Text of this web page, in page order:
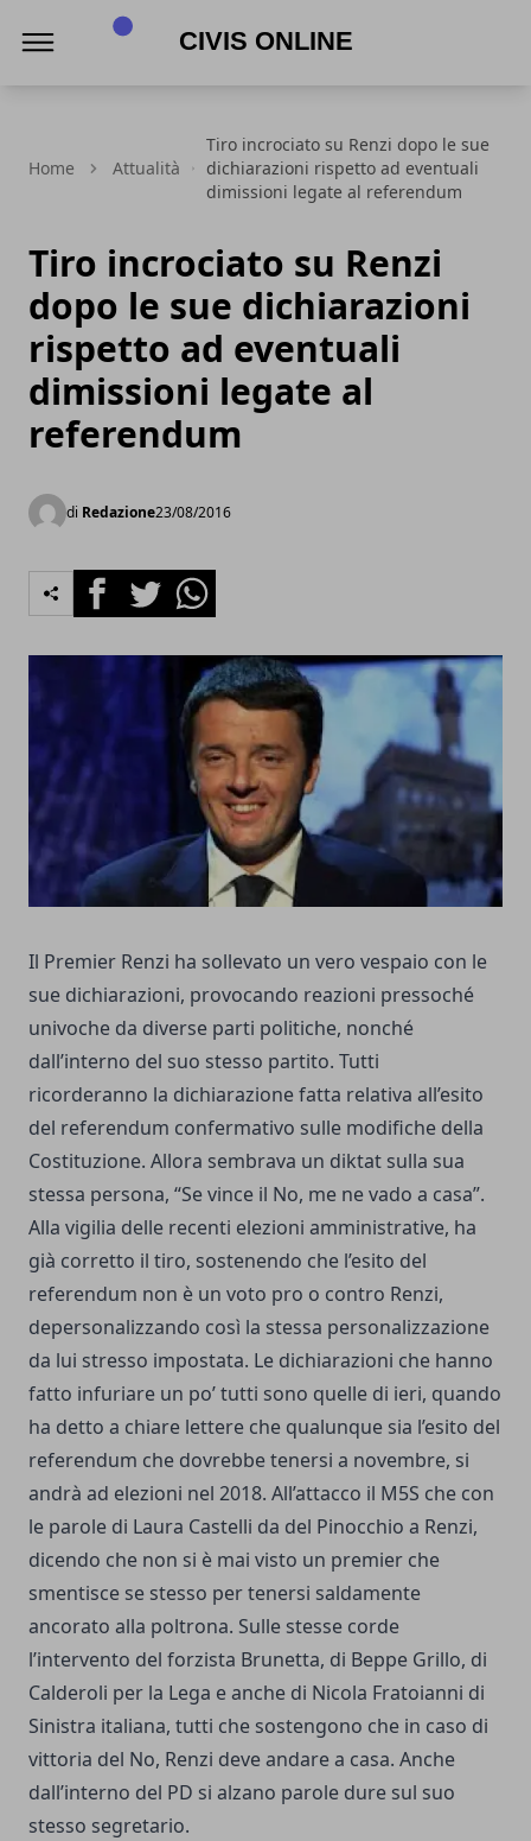
Home Attualità
Tiro incrociato su Renzi dopo le sue
dichiarazioni rispetto ad eventuali
dimissioni legate al referendum
Tiro incrociato su Renzi
dopo le sue dichiarazioni
rispetto ad eventuali
dimissioni legate al
referendum
di Redazione23/08/2016
FacebookTwitterWhatsapp
Il Premier Renzi ha sollevato un vero vespaio con le
sue dichiarazioni, provocando reazioni pressoché
univoche da diverse parti politiche, nonché
dall’interno del suo stesso partito. Tutti
ricorderanno la dichiarazione fatta relativa all’esito
del referendum confermativo sulle modifiche della
Costituzione. Allora sembrava un diktat sulla sua
stessa persona, “Se vince il No, me ne vado a casa”.
Alla vigilia delle recenti elezioni amministrative, ha
già corretto il tiro, sostenendo che l’esito del
referendum non è un voto pro o contro Renzi,
depersonalizzando così la stessa personalizzazione
da lui stresso impostata. Le dichiarazioni che hanno
fatto infuriare un po’ tutti sono quelle di ieri, quando
ha detto a chiare lettere che qualunque sia l’esito del
referendum che dovrebbe tenersi a novembre, si
andrà ad elezioni nel 2018. All’attacco il M5S che con
le parole di Laura Castelli da del Pinocchio a Renzi,
dicendo che non si è mai visto un premier che
smentisce se stesso per tenersi saldamente
ancorato alla poltrona. Sulle stesse corde
l’intervento del forzista Brunetta, di Beppe Grillo, di
Calderoli per la Lega e anche di Nicola Fratoianni di
Sinistra italiana, tutti che sostengono che in caso di
vittoria del No, Renzi deve andare a casa. Anche
dall’interno del PD si alzano parole dure sul suo
stesso segretario.